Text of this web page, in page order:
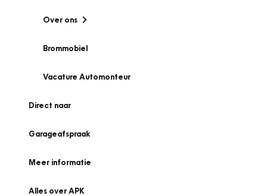
Over ons
Brommobiel
Vacature Automonteur
Direct naar
Garageafspraak
Meer informatie
Alles over APK